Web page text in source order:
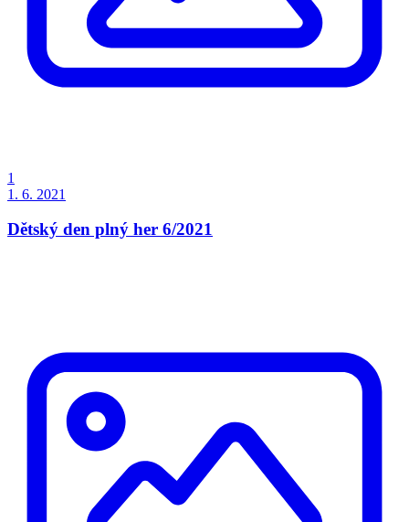
1
1. 6. 2021
Dětský den plný her 6/2021